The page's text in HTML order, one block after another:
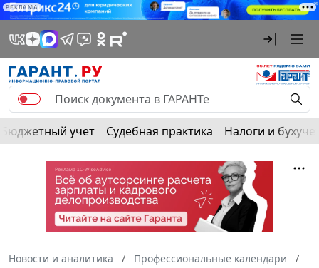
РЕКЛАМА
Бюджетный учет Судебная практика Налоги и
Новости и аналитика
Профессиональные календари